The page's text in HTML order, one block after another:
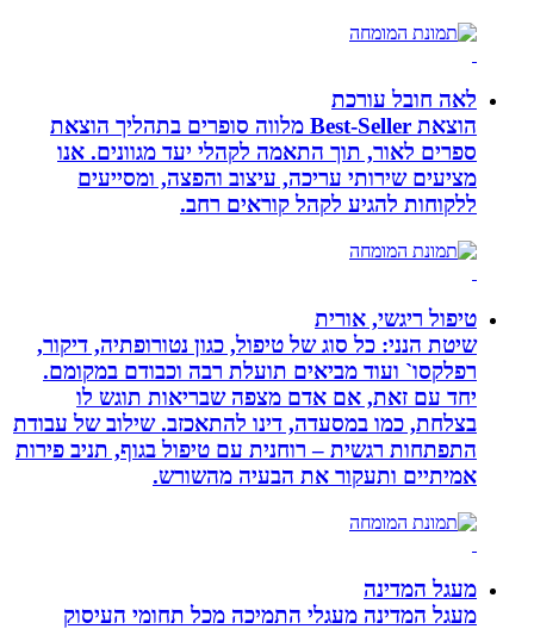
לאה חובל עורכת
הוצאת Best-Seller מלווה סופרים בתהליך הוצאת
ספרים לאור, תוך התאמה לקהלי יעד מגוונים. אנו
מציעים שירותי עריכה, עיצוב והפצה, ומסייעים
ללקוחות להגיע לקהל קוראים רחב.
טיפול ריגשי, אורית
שיטת הנני: כל סוג של טיפול, כגון נטורופתיה, דיקור,
רפלקסו` ועוד מביאים תועלת רבה וכבודם במקומם.
יחד עם זאת, אם אדם מצפה שבריאות תוגש לו
בצלחת, כמו במסעדה, דינו להתאכזב. שילוב של עבודת
התפתחות רגשית – רוחנית עם טיפול בגוף, תניב פירות
אמיתיים ותעקור את הבעיה מהשורש.
מעגל המדינה
מעגל המדינה מעגלי התמיכה מכל תחומי העיסוק